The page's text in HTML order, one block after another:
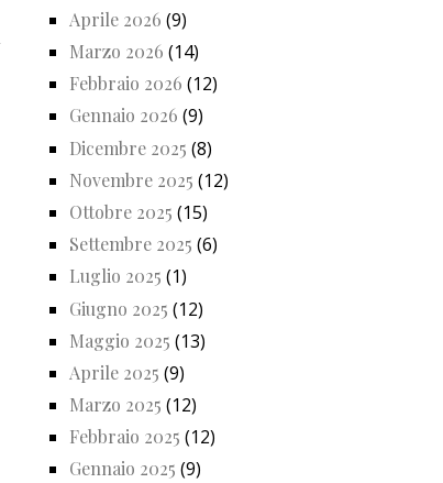
Aprile 2026 (9)
Marzo 2026 (14)
Febbraio 2026 (12)
Gennaio 2026 (9)
Dicembre 2025 (8)
Novembre 2025 (12)
Ottobre 2025 (15)
Settembre 2025 (6)
Luglio 2025 (1)
Giugno 2025 (12)
Maggio 2025 (13)
Aprile 2025 (9)
Marzo 2025 (12)
Febbraio 2025 (12)
Gennaio 2025 (9)